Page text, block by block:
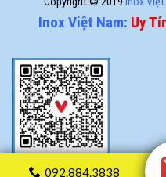
092.884.3838
Inox Việt Nam: Uy